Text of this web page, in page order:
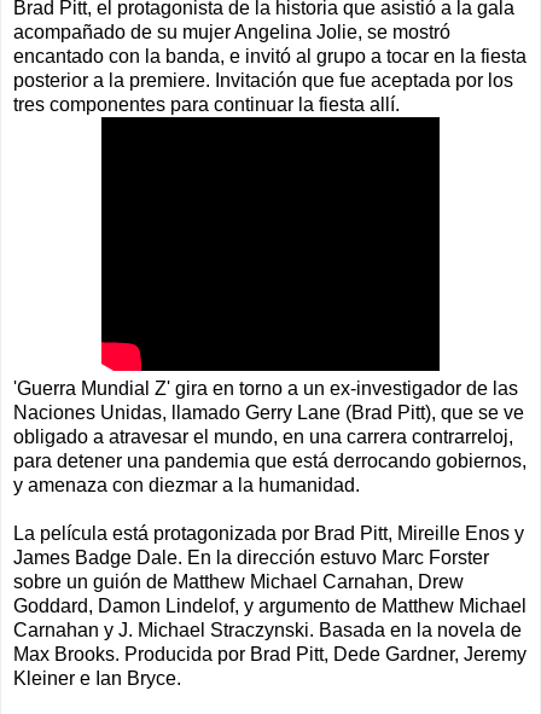
Brad Pitt, el protagonista de la historia que asistió a la gala
acompañado de su mujer Angelina Jolie, se mostró
encantado con la banda, e invitó al grupo a tocar en la fiesta
posterior a la premiere. Invitación que fue aceptada por los
tres componentes para continuar la fiesta allí.
'Guerra Mundial Z' gira en torno a un ex-investigador de las
Naciones Unidas, llamado Gerry Lane (Brad Pitt), que se ve
obligado a atravesar el mundo, en una carrera contrarreloj,
para detener una pandemia que está derrocando gobiernos,
y amenaza con diezmar a la humanidad.
La película está protagonizada por Brad Pitt, Mireille Enos y
James Badge Dale. En la dirección estuvo Marc Forster
sobre un guión de Matthew Michael Carnahan, Drew
Goddard, Damon Lindelof, y argumento de Matthew Michael
Carnahan y J. Michael Straczynski. Basada en la novela de
Max Brooks. Producida por Brad Pitt, Dede Gardner, Jeremy
Kleiner e Ian Bryce.